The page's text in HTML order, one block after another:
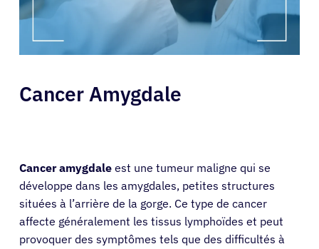
Cancer Amygdale
Cancer amygdale est une tumeur maligne qui se
développe dans les amygdales, petites structures
situées à l’arrière de la gorge. Ce type de cancer
affecte généralement les tissus lymphoïdes et peut
provoquer des symptômes tels que des difficultés à